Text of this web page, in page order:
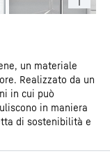
un materiale
Realizzato da un
in cui può
in maniera
di sostenibilità e